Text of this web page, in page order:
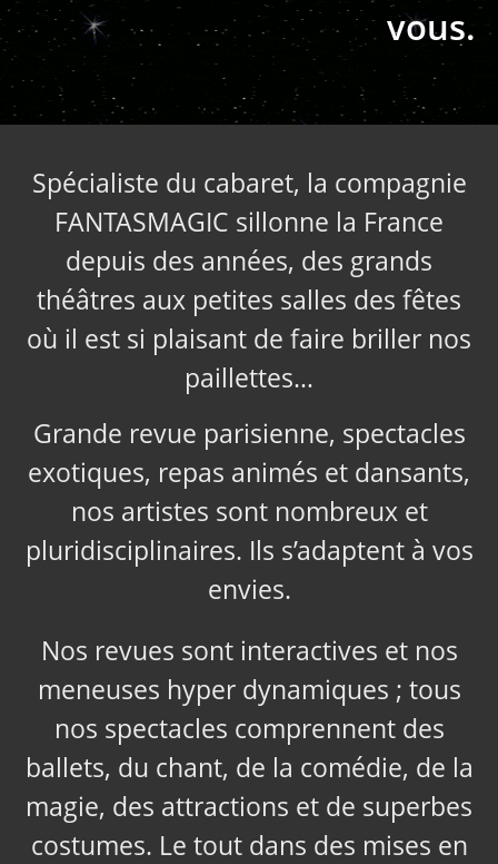
vous.
Spécialiste du cabaret, la compagnie
FANTASMAGIC sillonne la France
depuis des années, des grands
théâtres aux petites salles des fêtes
où il est si plaisant de faire briller nos
paillettes…
Grande revue parisienne, spectacles
exotiques, repas animés et dansants,
nos artistes sont nombreux et
pluridisciplinaires. Ils s’adaptent à vos
envies.
Nos revues sont interactives et nos
meneuses hyper dynamiques ; tous
nos spectacles comprennent des
ballets, du chant, de la comédie, de la
magie, des attractions et de superbes
costumes. Le tout dans des mises en